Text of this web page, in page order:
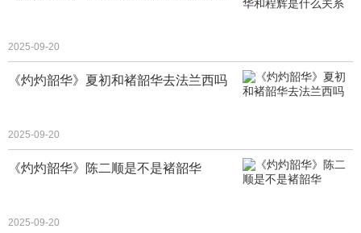
2025-09-20
《灼灼韶华》夏初和褚韶华去法兰西吗
2025-09-20
《灼灼韶华》陈二顺是不是褚韶华
2025-09-20